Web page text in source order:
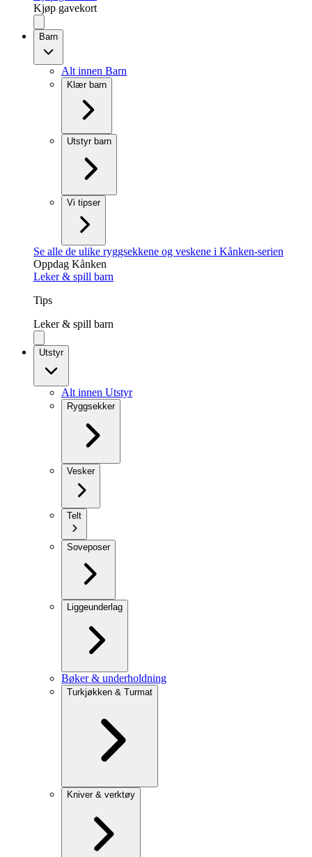
Kjøp gavekort
Barn
Alt innen Barn
Klær barn
Utstyr barn
Vi tipser
Se alle de ulike ryggsekkene og veskene i Kånken-serien
Oppdag Kånken
Leker & spill barn
Tips
Leker & spill barn
Utstyr
Alt innen Utstyr
Ryggsekker
Vesker
Telt
Soveposer
Liggeunderlag
Bøker & underholdning
Turkjøkken & Turmat
Kniver & verktøy